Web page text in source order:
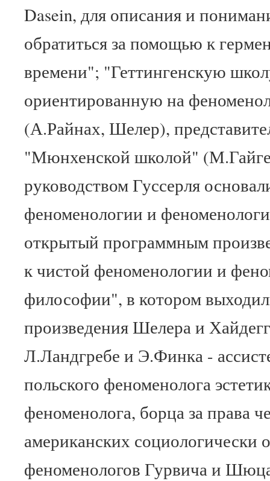
Dasein, для описания и
обратиться за помощью к
времени"; "Геттингенскую
ориентированную на
(А.Райнах, Шелер),
"Мюнхенской школой"
руководством Гуссерля
феноменологии и
открытый программным
к чистой феноменологии и
философии", в котором
произведения Шелера и
Л.Ландгребе и Э.Финка -
польского феноменолога
феноменолога, борца за права
американских социологически
феноменологов Гурвича и